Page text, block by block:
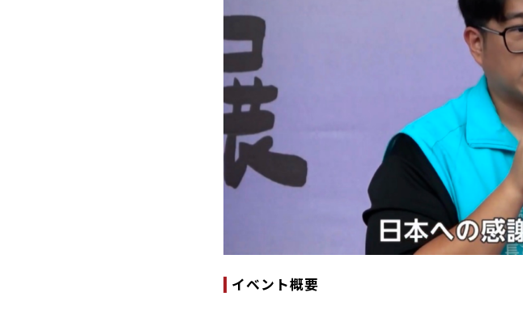
イベント概要